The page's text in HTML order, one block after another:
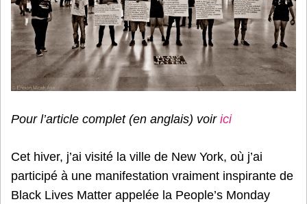
Pour l’article complet (en anglais) voir ici
Cet hiver, j’ai visité la ville de New York, où j’ai
participé à une manifestation vraiment inspirante de
Black Lives Matter appelée la People’s Monday